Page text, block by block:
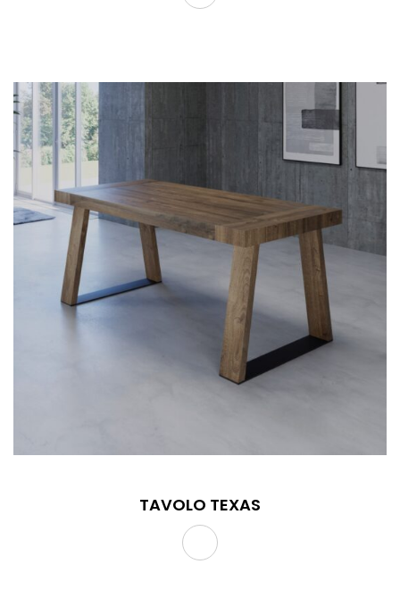
TAVOLO TEXAS